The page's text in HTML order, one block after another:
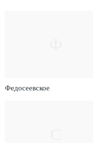
Федосеевское